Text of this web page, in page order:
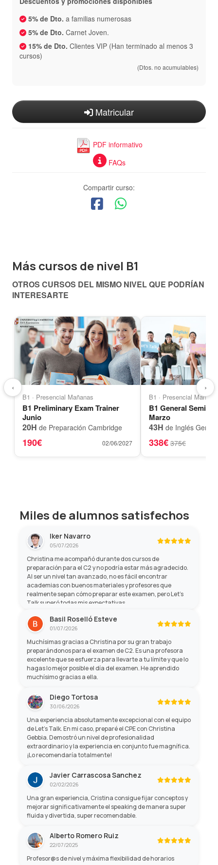
5% de Dto. a familias numerosas
5% de Dto. Carnet Joven.
15% de Dto. Clientes VIP (Han terminado al menos 3
cursos)
(Dtos. no acumulables)
Matricular
PDF informativo
FAQs
Compartir curso:
Más cursos de nivel B1
OTROS CURSOS DEL MISMO NIVEL QUE PODRÍAN
INTERESARTE
B1 · Presencial Mañanas
B1 Preliminary Exam Trainer
Junio
20H de Preparación Cambridge
190€ 02/06/2027
B1 · Presencial
B1 General Semi-
Marzo
43H de Inglés
338€ 375€
‹ ›
Miles de alumnos satisfechos
Iker Navarro
05/07/2026
Christina me acompañó durante dos cursos de
preparación para el C2 y no podría estar más agradecido.
Al ser un nivel tan avanzado, no es fácil encontrar
academias con buenos materiales y profesores que
realmente sepan cómo preparar este examen, pero Let's
Talk superó todas mis expectativas.
Basil Roselló Esteve
01/07/2026
Muchísimas gracias a Christina por su gran trabajo
preparándonos para el examen de C2. Es una profesora
excelente que se esfuerza para llevarte a tu límite y que lo
hagas lo mejor posible el día del examen. He aprendido
muchísimo gracias a ella.
Diego Tortosa
30/06/2026
Una experiencia absolutamente excepcional con el equipo
de Let's Talk. En mi caso, preparé el CPE con Christina
Gebbia. Demostró un nivel de profesionalidad
extraordinario y la experiencia en conjunto fue magnífica.
¡Lo recomendaría totalmente!
Javier Carrascosa Sanchez
02/02/2026
Una gran experiencia, Cristina consigue fijar conceptos y
mejorar significativamente el speaking de manera super
fluida y divertida, super recomendable.
Alberto Romero Ruiz
22/07/2025
Profesor@s de nivel y máxima flexibilidad de horarios